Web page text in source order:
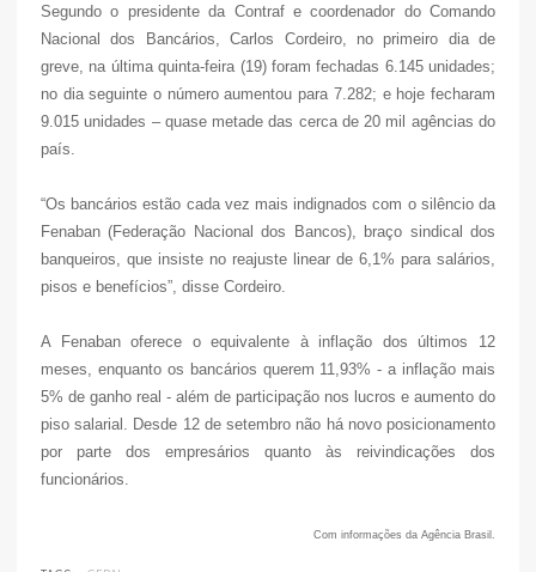
Segundo o presidente da Contraf e coordenador do Comando
Nacional dos Bancários, Carlos Cordeiro, no primeiro dia de
greve, na última quinta-feira (19) foram fechadas 6.145 unidades;
no dia seguinte o número aumentou para 7.282; e hoje fecharam
9.015 unidades – quase metade das cerca de 20 mil agências do
país.
“Os bancários estão cada vez mais indignados com o silêncio da
Fenaban (Federação Nacional dos Bancos), braço sindical dos
banqueiros, que insiste no reajuste linear de 6,1% para salários,
pisos e benefícios”, disse Cordeiro.
A Fenaban oferece o equivalente à inflação dos últimos 12
meses, enquanto os bancários querem 11,93% - a inflação mais
5% de ganho real - além de participação nos lucros e aumento do
piso salarial. Desde 12 de setembro não há novo posicionamento
por parte dos empresários quanto às reivindicações dos
funcionários.
Com informações da Agência Brasil.